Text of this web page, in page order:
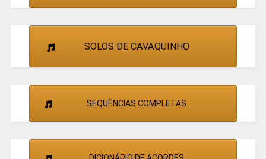
SOLOS DE CAVAQUINHO
SEQUÊNCIAS COMPLETAS